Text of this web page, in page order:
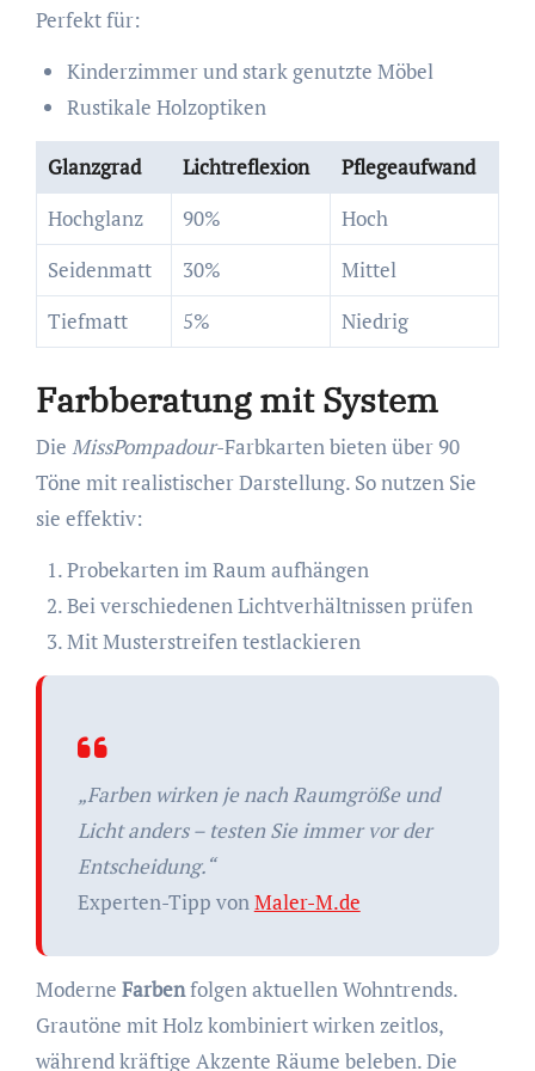
Perfekt für:
Kinderzimmer und stark genutzte Möbel
Rustikale Holzoptiken
Glanzgrad Lichtreflexion
Pflegeaufwand
Hochglanz
90%
Hoch
Seidenmatt
30%
Mittel
Tiefmatt
5% Niedrig
Farbberatung mit System
Die MissPompadour-Farbkarten bieten über 90
Töne mit realistischer Darstellung. So nutzen Sie
sie effektiv:
Probekarten im Raum aufhängen
Bei verschiedenen Lichtverhältnissen prüfen
Mit Musterstreifen testlackieren
„Farben wirken je nach Raumgröße und
Licht anders – testen Sie immer vor der
Entscheidung.“
Experten-Tipp vonMaler-M.de
Moderne Farbenfolgen aktuellen Wohntrends.
Grautöne mit Holz kombiniert wirken zeitlos,
während kräftige Akzente Räume beleben. Die